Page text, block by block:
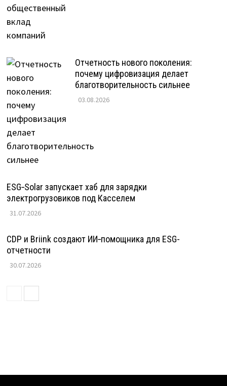
Отчетность нового поколения:
почему цифровизация делает
благотворительность сильнее
03.08.2026
ESG‑Solar запускает хаб для зарядки
электрогрузовиков под Касселем
31.07.2026
CDP и Briink создают ИИ‑помощника для ESG-
отчетности
30.07.2026